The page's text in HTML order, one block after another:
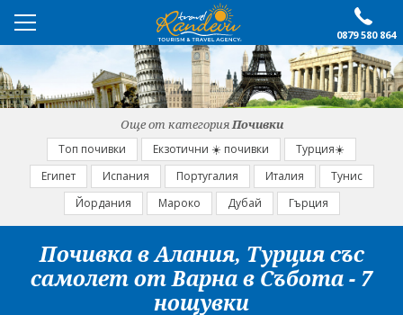
0879 580 864
ПРЕПОРЪЧАНО
ЕКСКУРЗИИ
ПОЧИВКИ
Контакти
Условия за записване
Политика за лични
Документи
Още от категорияПочивки
Топ почивки Екзотични ☀️ почивки
Турция☀️
Египет
Испания Португалия Италия
Тунис
Йордания
Мароко Дубай Гърция
Почивка в Алания, Турция със
самолет от Варна в Събота - 7
нощувки